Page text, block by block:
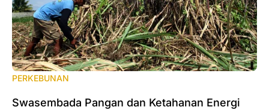
PERKEBUNAN
Swasembada Pangan dan Ketahanan Energi